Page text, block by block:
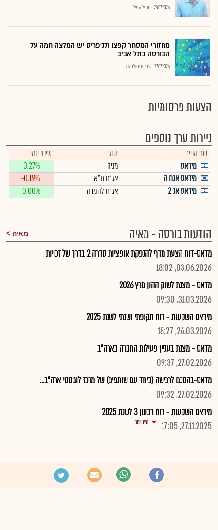
28.07.2026 נתנאל אריאל
מחזורי המסחר קפצו ולג'פריס יש המלצה חמה על
הבורסה בתל אביב
27.07.2026 שירי חביב-ולדהורן
הצעות פרסומיות
ניירות ערך נוספים
שם הנייר סוג
שינוי יומי
מידאס
מניה
0.27%
מידאס אגח ה
אג"ח ת"א
-0.19%
מידאס אג 2
אג"ח להמרה 0.00%
הודעות בורסה - מאיה מאיה
מדאס-דוח הצעת מדף להנפקת אופציות סדרה 2 בדרך של זכויות
03.06.2026, 18:02
מדאס - מצגת לשוק ההון מרץ 2026
31.03.2026, 09:30
מידאס השקעות - דוח תקופתי ושנתי לשנת 2025
26.03.2026, 18:27
מדאס - מצגת בעניין פעילות החברה בארה"ב
27.02.2026, 09:37
מדאס-בהסכם לרכישה (ביחד עם שותפים) של מרכז לוגיסטי ארה"ב...
27.02.2026, 09:32
מידאס השקעות - דוח רבעון 3 לשנת 2025
27.11.2025, 17:05
הצג יותר